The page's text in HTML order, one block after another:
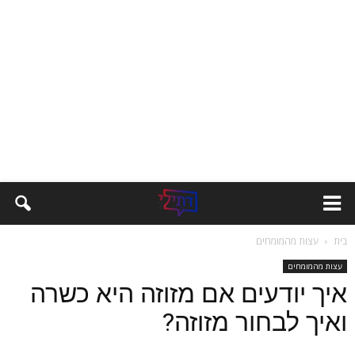
בית עצות מהמומחים
עצות מהמומחים
איך יודעים אם מזוזה היא כשרה
ואיך לבחור מזוזה?